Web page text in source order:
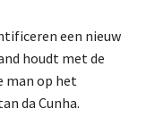
een nieuw
houdt met de
man op het
da Cunha.